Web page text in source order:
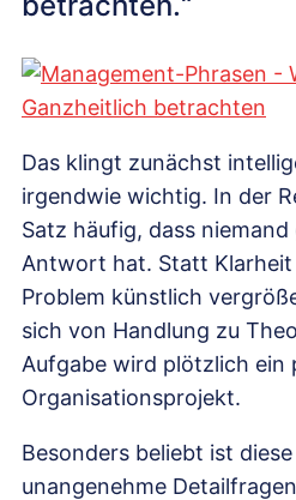
Das klingt zunächst
irgendwie wichtig. In der
Satz häufig, dass
Antwort hat. Statt
Problem künstlich
sich von Handlung zu
Aufgabe wird plötzlich ein
Organisationsprojekt.
Besonders beliebt ist
unangenehme